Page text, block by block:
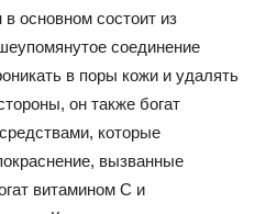
основном состоит из
соединение
в поры кожи и удалять
он также богат
которые
вызванные
витамином С и